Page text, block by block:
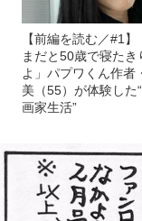
【前編を読む／#1】
まだと50歳で寝たき
よ」パプワくん作者
美（55）が体験した
画家生活”